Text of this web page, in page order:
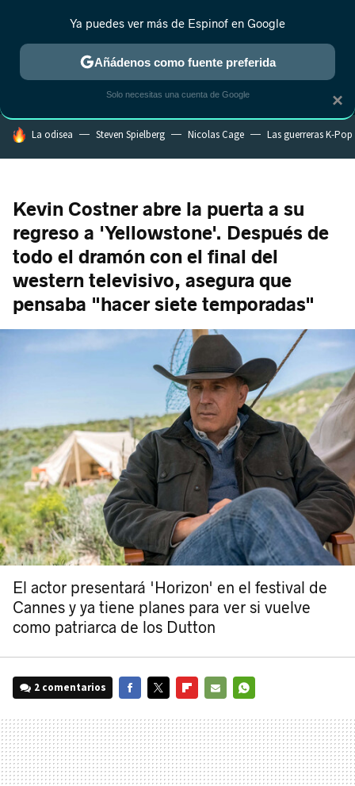
MENÚ NUEVO
ESTRENOS REALITY ANIME RANKINGS CINE
HOY SE HABLA DE
La odisea Steven Spielberg Nicolas Cage Las guerreras K-Pop
Kevin Costner abre la puerta a su
regreso a 'Yellowstone'. Después de
todo el dramón con el final del
western televisivo, asegura que
pensaba "hacer siete temporadas"
El actor presentará 'Horizon' en el festival de
Cannes y ya tiene planes para ver si vuelve
como patriarca de los Dutton
2 comentarios
MAIL
×
Ya puedes ver más de Espinof en Google
Añádenos como fuente preferida
Solo necesitas una cuenta de Google